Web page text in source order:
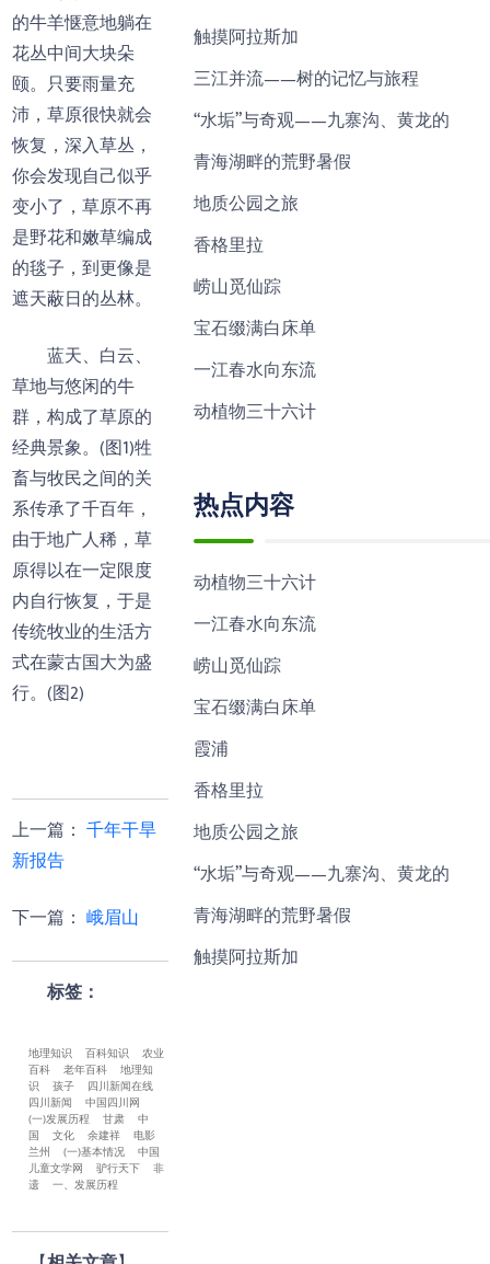
的牛羊惬意地躺在
花丛中间大块朵
颐。只要雨量充
沛，草原很快就会
恢复，深入草丛，
你会发现自己似乎
变小了，草原不再
是野花和嫩草编成
的毯子，到更像是
遮天蔽日的丛林。
蓝天、白云、
草地与悠闲的牛
群，构成了草原的
经典景象。(图1)牲
畜与牧民之间的关
系传承了千百年，
由于地广人稀，草
原得以在一定限度
内自行恢复，于是
传统牧业的生活方
式在蒙古国大为盛
行。(图2)
上一篇 ：千年干旱
新报告
下一篇 ：峨眉山
标签：
地理知识 百科知识
农业
百科
老年百科
地理知
识
孩子
四川新闻在线
四川新闻
中国四川网
(一)发展历程
甘肃
中
国
文化 余建祥
电影
兰州
(一)基本情况
中国
儿童文学网
驴行天下
非
遗
一、发展历程
触摸阿拉斯加
三江并流——树的记忆与旅程
“水垢”与奇观——九寨沟、黄龙的
青海湖畔的荒野暑假
地质公园之旅
香格里拉
崂山觅仙踪
宝石缀满白床单
一江春水向东流
动植物三十六计
热点内容
动植物三十六计
一江春水向东流
崂山觅仙踪
宝石缀满白床单
霞浦
香格里拉
地质公园之旅
“水垢”与奇观——九寨沟、黄龙的
青海湖畔的荒野暑假
触摸阿拉斯加